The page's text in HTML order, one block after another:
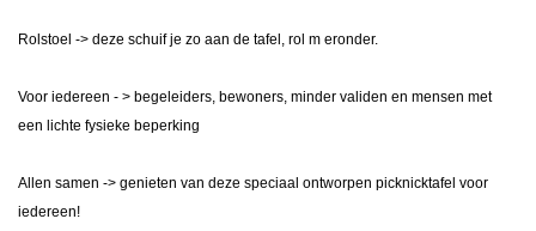
Rolstoel -> deze schuif je zo aan de tafel, rol m eronder.
Voor iedereen - > begeleiders, bewoners, minder validen en mensen met
een lichte fysieke beperking
Allen samen -> genieten van deze speciaal ontworpen picknicktafel voor
iedereen!